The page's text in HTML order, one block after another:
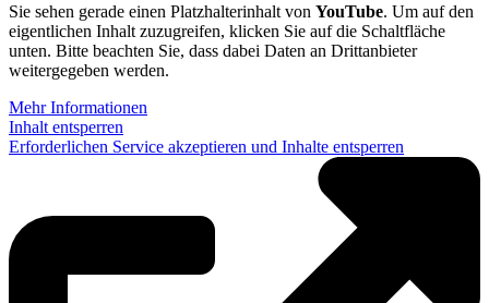
Sie sehen gerade einen Platzhalterinhalt von YouTube. Um auf den
eigentlichen Inhalt zuzugreifen, klicken Sie auf die Schaltfläche
unten. Bitte beachten Sie, dass dabei Daten an Drittanbieter
weitergegeben werden.
Mehr Informationen
Inhalt entsperren
Erforderlichen Service akzeptieren und Inhalte entsperren